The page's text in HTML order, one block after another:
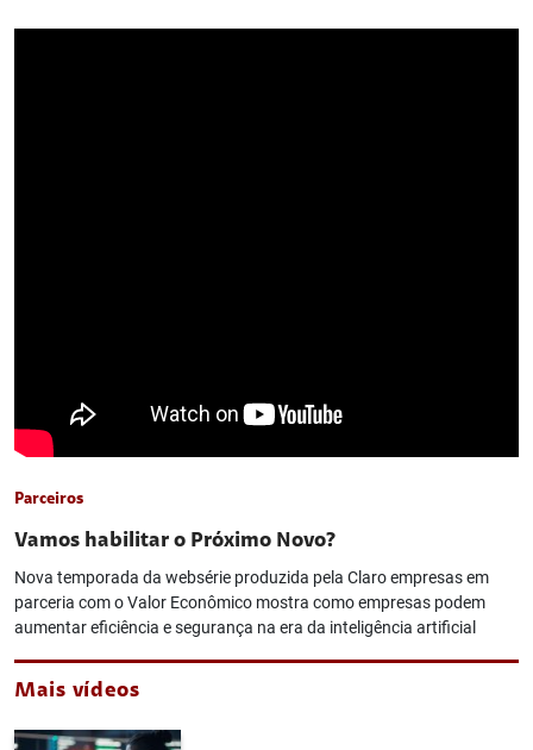
Parceiros
Vamos habilitar o Próximo Novo?
Nova temporada da websérie produzida pela Claro empresas em
parceria com o Valor Econômico mostra como empresas podem
aumentar eficiência e segurança na era da inteligência artificial
Mais vídeos